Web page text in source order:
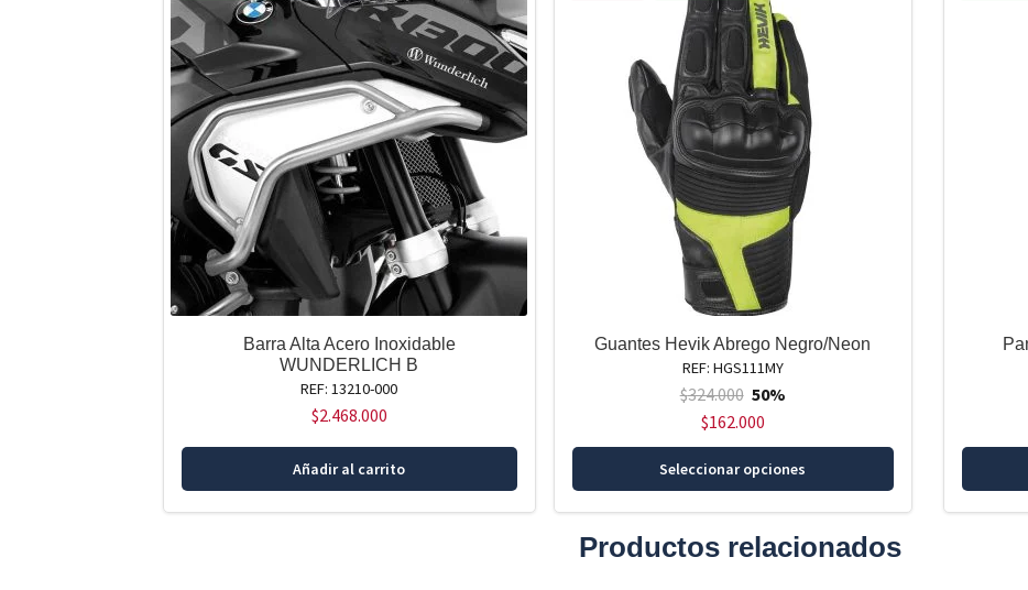
Barra Alta Acero Inoxidable
WUNDERLICH B
REF: 13210-000
$2.468.000
Añadir al carrito
Guantes Hevik Abrego Negro/Neon
REF: HGS111MY
$324.000 50%
$162.000
Seleccionar opciones
producto
tiene
variantes.
Productos relacionados